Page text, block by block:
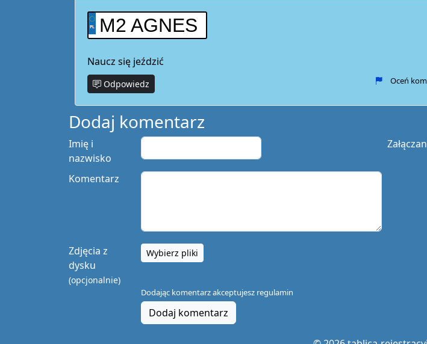
M2 AGNES
Naucz się jeździć
Odpowiedz Oceń
Dodaj komentarz
Imię i
nazwisko
Komentarz
Zdjęcia z
dysku
(opcjonalnie)
Wybierz pliki
Dodając komentarz akceptujesz regulamin
Dodaj komentarz